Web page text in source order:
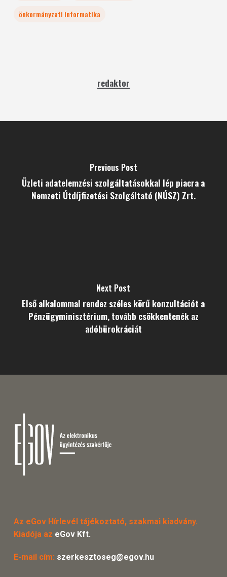
önkormányzati informatika
redaktor
Previous Post
Üzleti adatelemzési szolgáltatásokkal lép piacra a
Nemzeti Útdíjfizetési Szolgáltató (NÚSZ) Zrt.
Next Post
Első alkalommal rendez széles körű konzultációt a
Pénzügyminisztérium, tovább csökkentenék az
adóbürokráciát
Az eGov Hírlevél tájékoztató, szakmai kiadvány.
Kiadója az eGov Kft.
E-mail cím: szerkesztoseg@egov.hu